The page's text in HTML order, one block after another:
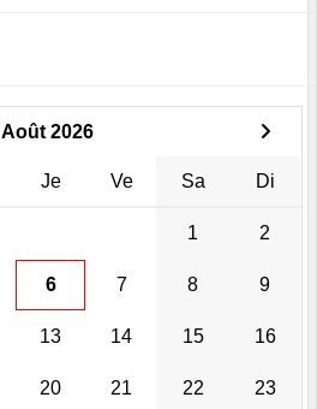
Août 2026
Je Ve Sa Di
1 2
6 7 8 9
13 14 15 16
20 21 22 23